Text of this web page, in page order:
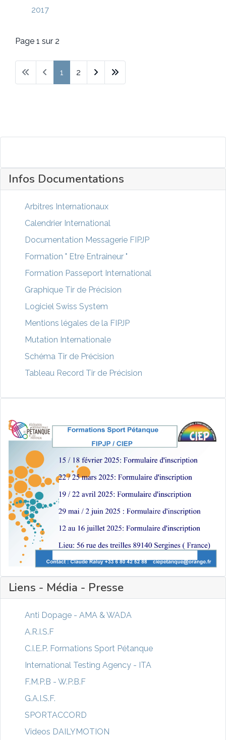
Infos Documentations
Arbitres Internationaux
Calendrier International
Documentation Messagerie FIPJP
Formation " Etre Entraineur "
Formation Passeport International
Graphique Tir de Précision
Logiciel Swiss System
Mentions légales de la FIPJP
Mutation Internationale
Schéma Tir de Précision
Tableau Record Tir de Précision
Liens - Média - Presse
Anti Dopage - AMA & WADA
A.R.I.S.F
C.I.E.P. Formations Sport Pétanque
International Testing Agency - ITA
F.M.P.B - W.P.B.F
G.A.I.S.F.
SPORTACCORD
Videos DAILYMOTION
2017
Page 1 sur 2
1 2